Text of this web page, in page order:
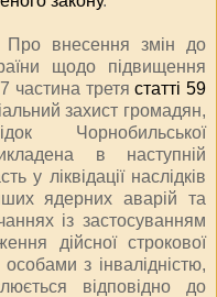
Про внесення змін до
щодо підвищення
частина третястатті 59
захист громадян,
Чорнобильської
в наступній
у ліквідації наслідків
ядерних аварій та
із застосуванням
дійсної строкової
з інвалідністю,
відповідно до